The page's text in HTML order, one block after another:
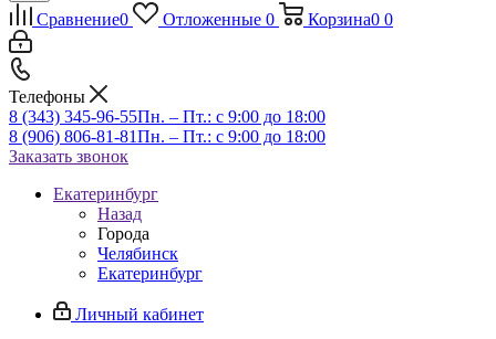
Сравнение0 Отложенные 0 Корзина0 0
Телефоны
8 (343) 345-96-55Пн. – Пт.: с 9:00 до 18:00
8 (906) 806-81-81Пн. – Пт.: с 9:00 до 18:00
Заказать звонок
Екатеринбург
Назад
Города
Челябинск
Екатеринбург
Личный кабинет